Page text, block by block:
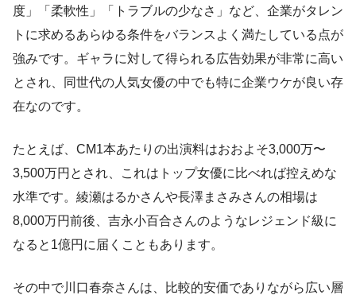
度」「柔軟性」「トラブルの少なさ」など、企業がタレン
トに求めるあらゆる条件をバランスよく満たしている点が
強みです。ギャラに対して得られる広告効果が非常に高い
とされ、同世代の人気女優の中でも特に企業ウケが良い存
在なのです。
たとえば、CM1本あたりの出演料はおおよそ3,000万〜
3,500万円とされ、これはトップ女優に比べれば控えめな
水準です。綾瀬はるかさんや長澤まさみさんの相場は
8,000万円前後、吉永小百合さんのようなレジェンド級に
なると1億円に届くこともあります。
その中で川口春奈さんは、比較的安価でありながら広い層